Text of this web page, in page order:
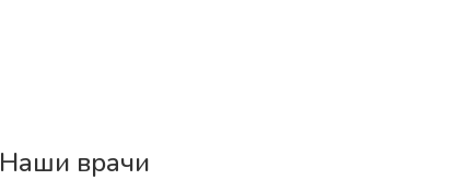
Наши врачи